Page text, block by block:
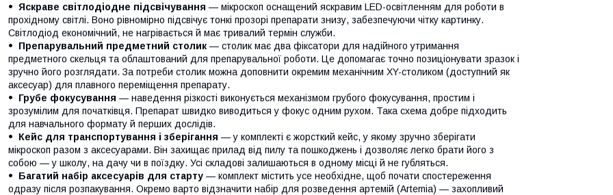
Яскраве світлодіодне підсвічування — мікроскоп оснащений яскравим LED-освітленням для роботи в
прохідному світлі. Воно рівномірно підсвічує тонкі прозорі препарати знизу, забезпечуючи чітку картинку.
Світлодіод економічний, не нагрівається й має тривалий термін служби.
Препарувальний предметний столик — столик має два фіксатори для надійного утримання
предметного скельця та облаштований для препарувальної роботи. Це допомагає точно позиціонувати зразок і
зручно його розглядати. За потреби столик можна доповнити окремим механічним XY-столиком (доступний як
аксесуар) для плавного переміщення препарату.
Грубе фокусування — наведення різкості виконується механізмом грубого фокусування, простим і
зрозумілим для початківця. Препарат швидко виводиться у фокус одним рухом. Така схема добре підходить
для навчального формату й перших дослідів.
Кейс для транспортування і зберігання — у комплекті є жорсткий кейс, у якому зручно зберігати
мікроскоп разом з аксесуарами. Він захищає прилад від пилу та пошкоджень і дозволяє легко брати його з
собою — у школу, на дачу чи в поїздку. Усі складові залишаються в одному місці й не губляться.
Багатий набір аксесуарів для старту — комплект містить усе необхідне, щоб почати спостереження
одразу після розпакування. Окремо варто відзначити набір для розведення артемій (Artemia) — захопливий